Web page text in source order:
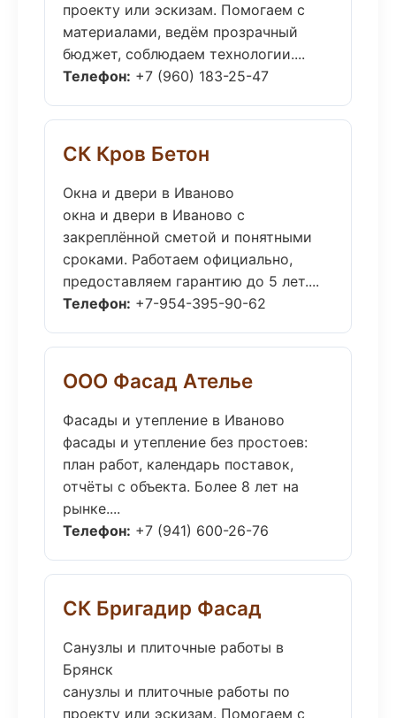
проекту или эскизам. Помогаем с
материалами, ведём прозрачный
бюджет, соблюдаем технологии....
Телефон: +7 (960) 183-25-47
СК Кров Бетон
Окна и двери в Иваново
окна и двери в Иваново с
закреплённой сметой и понятными
сроками. Работаем официально,
предоставляем гарантию до 5 лет....
Телефон: +7-954-395-90-62
ООО Фасад Ателье
Фасады и утепление в Иваново
фасады и утепление без простоев:
план работ, календарь поставок,
отчёты с объекта. Более 8 лет на
рынке....
Телефон: +7 (941) 600-26-76
СК Бригадир Фасад
Санузлы и плиточные работы в
Брянск
санузлы и плиточные работы по
проекту или эскизам. Помогаем с